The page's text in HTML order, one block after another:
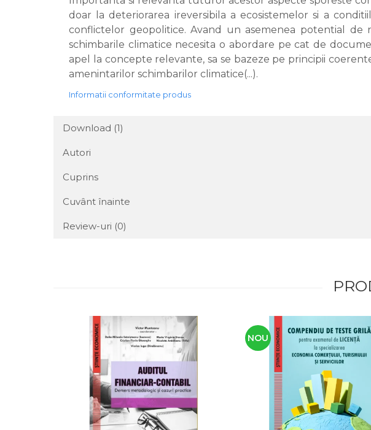
doar la deteriorarea ireversibila a ecosistemelor si a
conflictelor geopolitice. Avand un asemenea potential de
schimbarile climatice necesita o abordare pe cat de
apel la concepte relevante, sa se bazeze pe principii
amenintarilor schimbarilor climatice(...).
Informatii conformitate produs
Download (1)
Autori
Cuprins
Cuvânt înainte
Review-uri (0)
NOU